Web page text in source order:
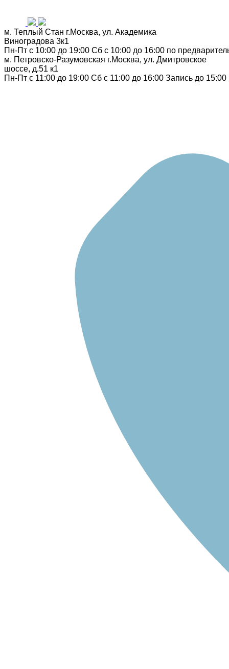
м. Теплый Стан г.Москва, ул. Академика
Виноградова 3к1
Пн-Пт с 10:00 до 19:00 Сб с 10:00 до 16:00 по
м. Петровско-Разумовская г.Москва, ул. Дмитровское
шоссе, д.51 к1
Пн-Пт с 11:00 до 19:00 Сб с 11:00 до 16:00 Запись до 15:00